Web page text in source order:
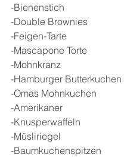
-Bienenstich
-Double Brownies
-Feigen-Tarte
-Mascapone Torte
-Mohnkranz
-Hamburger Butterkuchen
-Omas Mohnkuchen
-Amerikaner
-Knusperwaffeln
-Müsliriegel
-Baumkuchenspitzen